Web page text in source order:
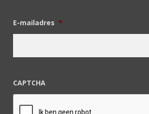
E-mailadres *
CAPTCHA